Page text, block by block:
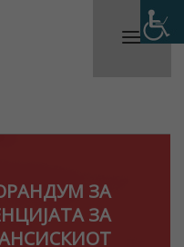
ЗА
ЗА